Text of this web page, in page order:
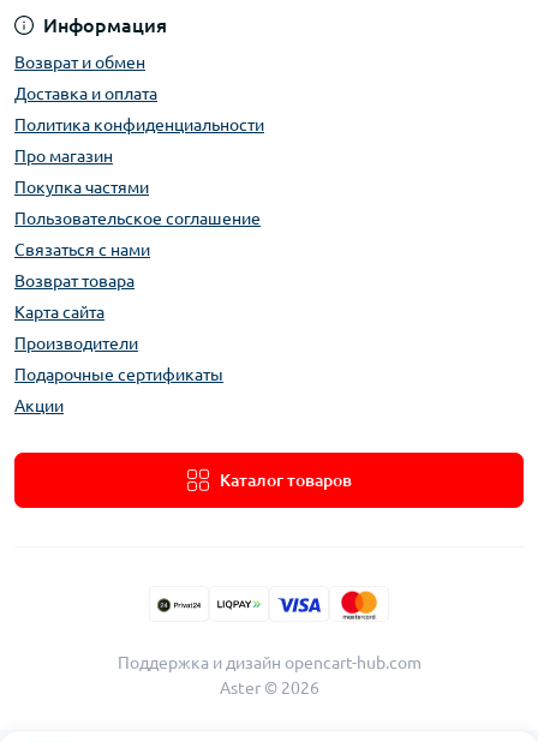
Информация
Возврат и обмен
Доставка и оплата
Политика конфиденциальности
Про магазин
Покупка частями
Пользовательское соглашение
Связаться с нами
Возврат товара
Карта сайта
Производители
Подарочные сертификаты
Акции
Каталог товаров
Поддержка и дизайн opencart-hub.com
Aster © 2026